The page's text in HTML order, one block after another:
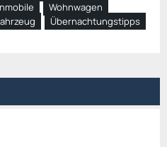
Wohnwagen
Übernachtungstipps